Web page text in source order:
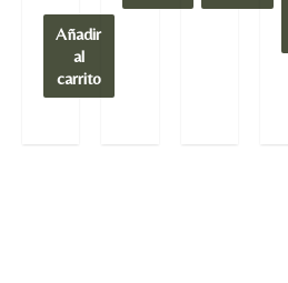
Añadir
al
carrito